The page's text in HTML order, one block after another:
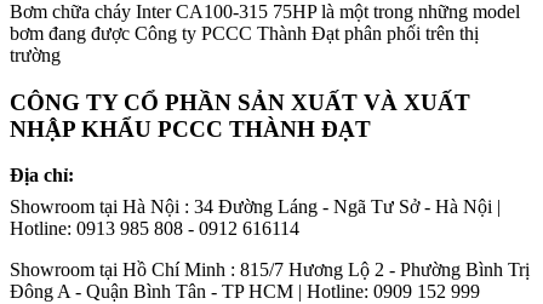
Bơm chữa cháy Inter CA100-315 75HP là một trong những model
bơm đang được Công ty PCCC Thành Đạt phân phối trên thị
trường
CÔNG TY CỔ PHẦN SẢN XUẤT VÀ XUẤT
NHẬP KHẨU PCCC THÀNH ĐẠT
Địa chỉ:
Showroom tại Hà Nội : 34 Đường Láng - Ngã Tư Sở - Hà Nội |
Hotline: 0913 985 808 - 0912 616114
Showroom tại Hồ Chí Minh : 815/7 Hương Lộ 2 - Phường Bình Trị
Đông A - Quận Bình Tân - TP HCM | Hotline: 0909 152 999